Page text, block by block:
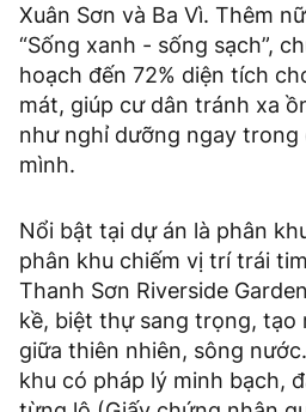
Xuân Sơn và Ba Vì. Thêm
“Sống xanh - sống sạch”,
hoạch đến 72% diện tích
mát, giúp cư dân tránh xa
như nghỉ dưỡng ngay trong
mình.
Nổi bật tại dự án là phân
phân khu chiếm vị trí trái
Thanh Sơn Riverside
kề, biệt thự sang trọng, tạo
giữa thiên nhiên, sông
khu có pháp lý minh bạch,